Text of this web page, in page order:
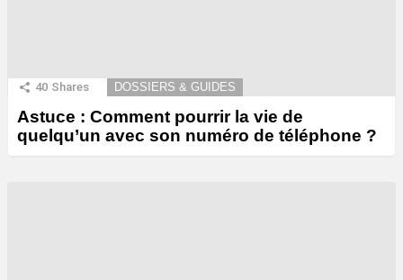
40 Shares DOSSIERS & GUIDES
Astuce : Comment pourrir la vie de
quelqu’un avec son numéro de téléphone ?